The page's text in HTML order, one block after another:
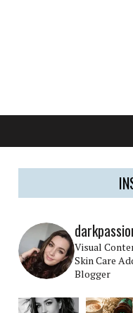
Visual
Skin Care
Blogger